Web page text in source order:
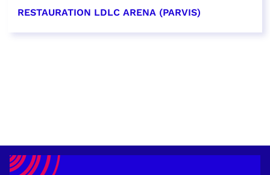
RESTAURATION LDLC ARENA (PARVIS)